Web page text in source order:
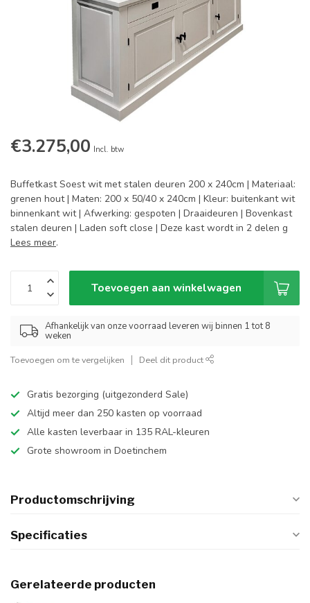
€3.275,00 Incl. btw
Buffetkast Soest wit met stalen deuren 200 x 240cm | Materiaal:
grenen hout | Maten: 200 x 50/40 x 240cm | Kleur: buitenkant wit
binnenkant wit | Afwerking: gespoten | Draaideuren | Bovenkast
stalen deuren | Laden soft close | Deze kast wordt in 2 delen g
Lees meer.
Toevoegen aan winkelwagen
Afhankelijk van onze voorraad leveren wij binnen 1 tot 8
weken
Toevoegen om te vergelijken Deel dit product
Gratis bezorging (uitgezonderd Sale)
Altijd meer dan 250 kasten op voorraad
Alle kasten leverbaar in 135 RAL-kleuren
Grote showroom in Doetinchem
Productomschrijving
Specificaties
Gerelateerde producten